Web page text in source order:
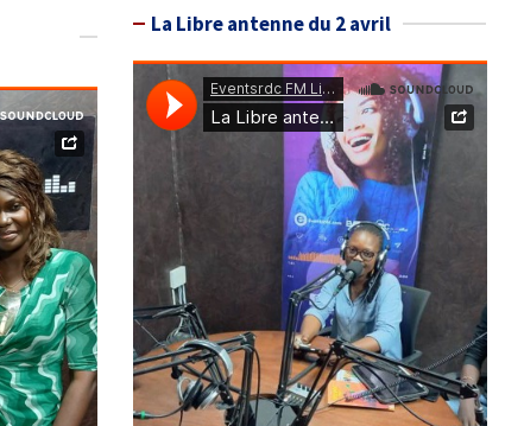
La Libre antenne du 2 avril